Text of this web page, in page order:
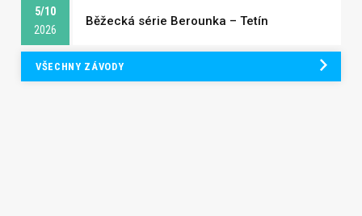
5/10
2026
Běžecká série Berounka – Tetín
VŠECHNY ZÁVODY